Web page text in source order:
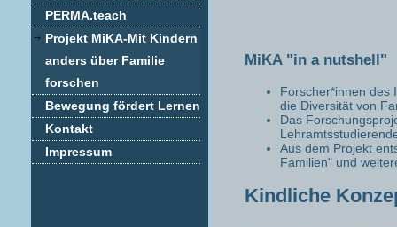
PERMA.teach
Projekt MiKA-Mit Kindern
anders über Familie
forschen
Bewegung fördert Lernen
Kontakt
Impressum
MiKA "in a nutshell"
Forscher*innen des
die Diversität von
Das
Aus dem Projekt
Familien" und
Kindliche